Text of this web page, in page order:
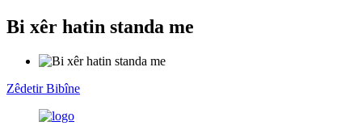
Bi xêr hatin standa me
Zêdetir Bibîne